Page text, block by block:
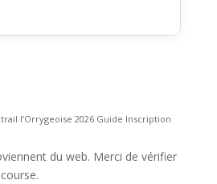
l’Orrygeoise 2026 Guide Inscription
du web. Merci de vérifier